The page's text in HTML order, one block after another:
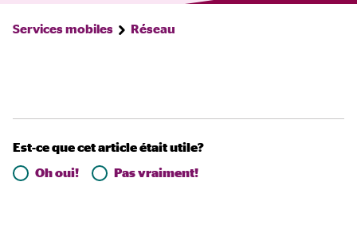
Services mobiles Réseau
Est-ce que cet article était utile?
Oh oui!
Pas vraiment!